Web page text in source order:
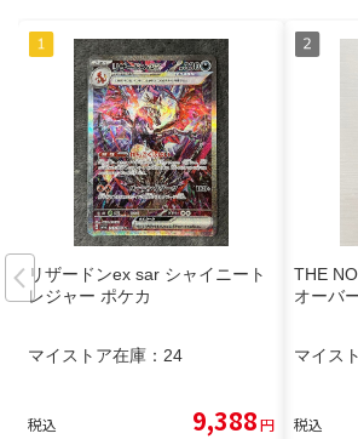
リザードンex sar シャイニート
レジャー ポケカ
マイストア在庫： 24
税込 9,388円
THE
オーバ
マイス
税込